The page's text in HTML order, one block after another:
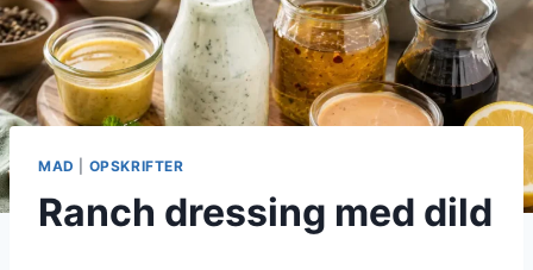
MAD OPSKRIFTER
Ranch dressing med dild